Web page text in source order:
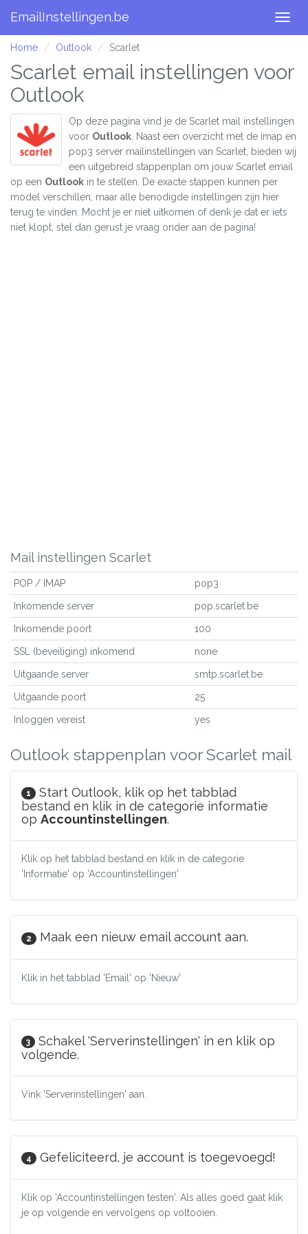
EmailInstellingen.be
Home Outlook Scarlet
Scarlet email instellingen voor
Outlook
Op deze pagina vind je de Scarlet mail instellingen
voor Outlook . Naast een overzicht met de imap en
pop3 server mailinstellingen van Scarlet, bieden wij
een uitgebreid stappenplan om jouw Scarlet email
op een Outlook in te stellen. De exacte stappen kunnen per
model verschillen, maar alle benodigde instellingen zijn hier
terug te vinden. Mocht je er niet uitkomen of denk je dat er iets
niet klopt, stel dan gerust je vraag onder aan de pagina!
Mail instellingen Scarlet
POP / IMAP pop3
Inkomende server pop.scarlet.be
Inkomende poort 100
SSL (beveiliging) inkomend none
Uitgaande server smtp.scarlet.be
Uitgaande poort 25
Inloggen vereist yes
Outlook stappenplan voor Scarlet mail
1
Start Outlook, klik op het tabblad
bestand en klik in de categorie informatie
op Accountinstellingen.
Klik op het tabblad bestand en klik in de categorie
'Informatie' op 'Accountinstellingen'
2 Maak een nieuw email account aan.
Klik in het tabblad 'Email' op 'Nieuw'
3
Schakel 'Serverinstellingen' in en klik op
volgende.
Vink 'Serverinstellingen' aan.
4 Gefeliciteerd, je account is toegevoegd!
Klik op 'Accountinstellingen testen'. Als alles goed gaat klik
je op volgende en vervolgens op voltooien.